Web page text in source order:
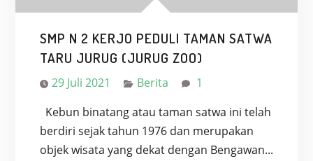
SMP N 2 KERJO PEDULI TAMAN SATWA
TARU JURUG (JURUG ZOO)
29 Juli 2021 Berita
1
Kebun binatang atau taman satwa ini telah
berdiri sejak tahun 1976 dan merupakan
objek wisata yang dekat dengan Bengawan...